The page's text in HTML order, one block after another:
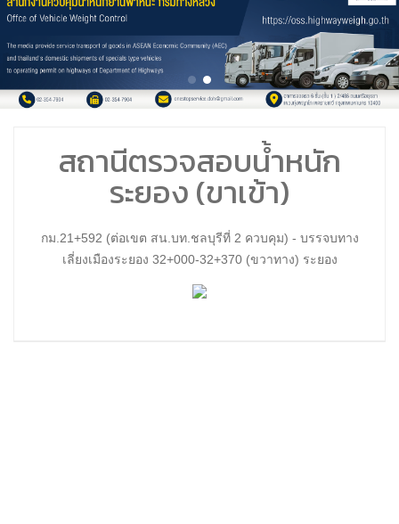
สถานีตรวจสอบน้ำหนัก
ระยอง (ขาเข้า)
กม.21+592 (ต่อเขต สน.บท.ชลบุรีที่ 2 ควบคุม) - บรรจบทาง
เลี่ยงเมืองระยอง 32+000-32+370 (ขวาทาง) ระยอง